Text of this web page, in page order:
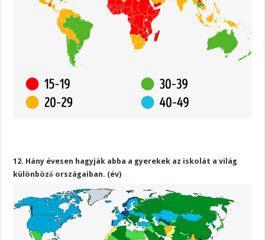
12. Hány évesen hagyják abba a gyerekek az iskolát a világ
különböző országaiban. (év)